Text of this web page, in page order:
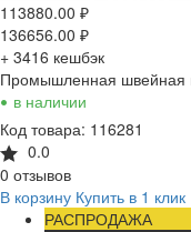
113880.00 ₽
136656.00 ₽
+ 3416 кешбэк
Промышленная швейная
• в наличии
Код товара: 116281
0.0
0 отзывов
В корзину Купить в 1 клик
РАСПРОДАЖА